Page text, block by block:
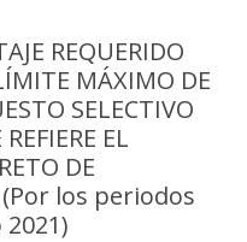
REQUERIDO
MÁXIMO DE
SELECTIVO
EL
DE
(Por los periodos